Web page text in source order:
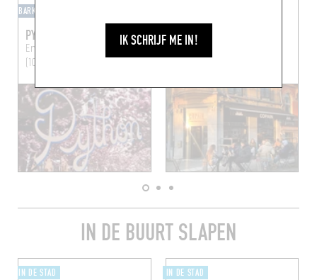
IK SCHRIJF ME IN!
BARKLASSIEKER
PYTHON
Emile Maxlaan 55
(1030)
COPAIN
IN DE BUURT SLAPEN
IN DE STAD IN DE STAD